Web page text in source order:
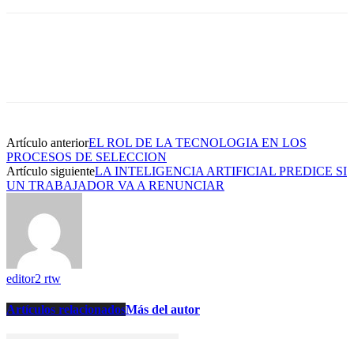
Artículo anteriorEL ROL DE LA TECNOLOGIA EN LOS
PROCESOS DE SELECCION
Artículo siguienteLA INTELIGENCIA ARTIFICIAL PREDICE SI
UN TRABAJADOR VA A RENUNCIAR
editor2 rtw
Artículos relacionadosMás del autor